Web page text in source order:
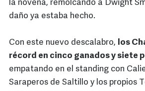
la novena, remolcando a Dwight
daño ya estaba hecho.
Con este nuevo descalabro, los
récord en cinco ganados y siete
empatando en el standing con
Saraperos de Saltillo y los propios